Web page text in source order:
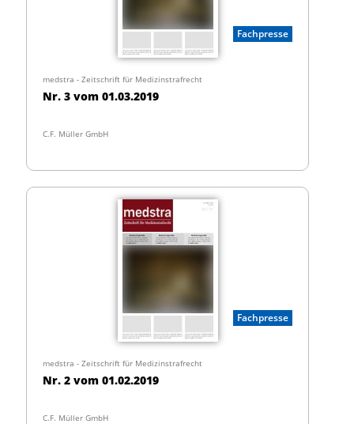
Fachpresse
medstra - Zeitschrift für Medizinstrafrecht
Nr. 3 vom 01.03.2019
C.F. Müller GmbH
Fachpresse
medstra - Zeitschrift für Medizinstrafrecht
Nr. 2 vom 01.02.2019
C.F. Müller GmbH